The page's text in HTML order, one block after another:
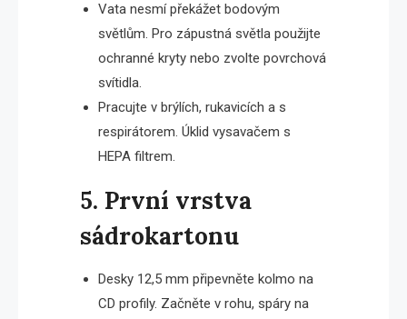
Vata nesmí překážet bodovým
světlům. Pro zápustná světla použijte
ochranné kryty nebo zvolte povrchová
svítidla.
Pracujte v brýlích, rukavicích a s
respirátorem. Úklid vysavačem s
HEPA filtrem.
5. První vrstva
sádrokartonu
Desky 12,5 mm připevněte kolmo na
CD profily. Začněte v rohu, spáry na